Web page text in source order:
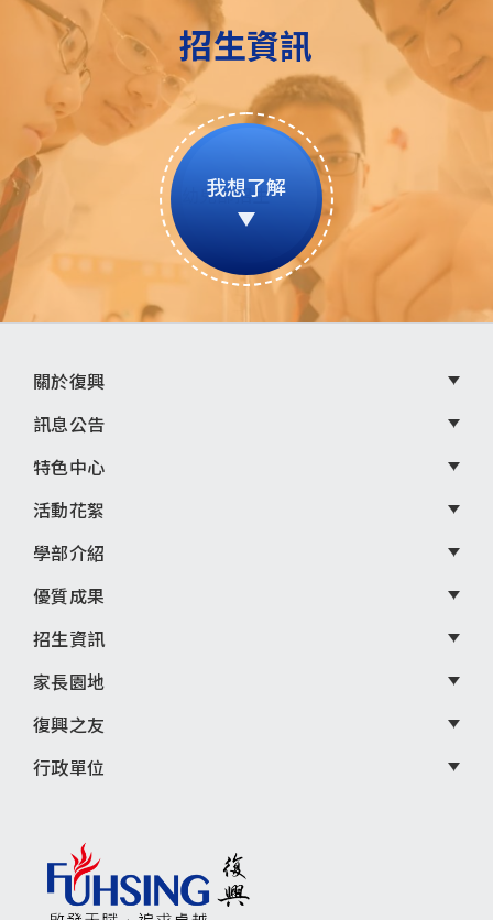
招生資訊
我想了解
頁
尾
選
單
關於復興
訊息公告
特色中心
活動花絮
學部介紹
優質成果
招生資訊
家長園地
復興之友
行政單位